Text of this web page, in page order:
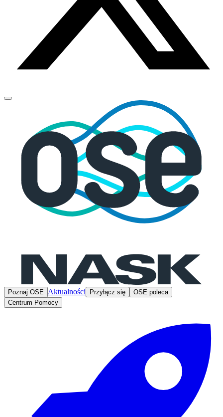
Poznaj OSE Aktualności Przyłącz się
OSE poleca
Centrum Pomocy